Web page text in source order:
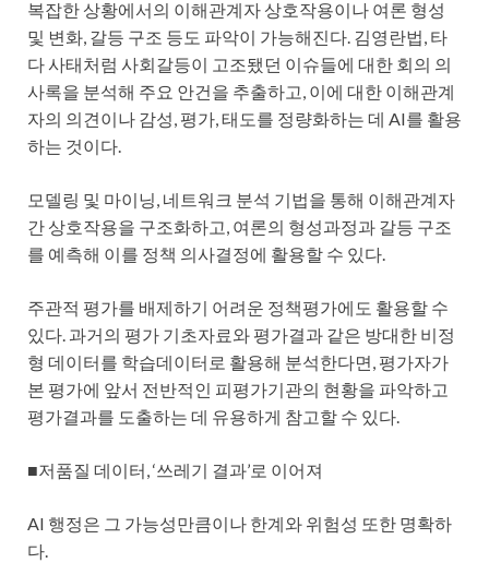
복잡한 상황에서의 이해관계자 상호작용이나 여론 형성
및 변화, 갈등 구조 등도 파악이 가능해진다. 김영란법, 타
다 사태처럼 사회갈등이 고조됐던 이슈들에 대한 회의 의
사록을 분석해 주요 안건을 추출하고, 이에 대한 이해관계
자의 의견이나 감성, 평가, 태도를 정량화하는 데 AI를 활용
하는 것이다.
모델링 및 마이닝, 네트워크 분석 기법을 통해 이해관계자
간 상호작용을 구조화하고, 여론의 형성과정과 갈등 구조
를 예측해 이를 정책 의사결정에 활용할 수 있다.
주관적 평가를 배제하기 어려운 정책평가에도 활용할 수
있다. 과거의 평가 기초자료와 평가결과 같은 방대한 비정
형 데이터를 학습데이터로 활용해 분석한다면, 평가자가
본 평가에 앞서 전반적인 피평가기관의 현황을 파악하고
평가결과를 도출하는 데 유용하게 참고할 수 있다.
■저품질 데이터, ‘쓰레기 결과’로 이어져
AI 행정은 그 가능성만큼이나 한계와 위험성 또한 명확하
다.